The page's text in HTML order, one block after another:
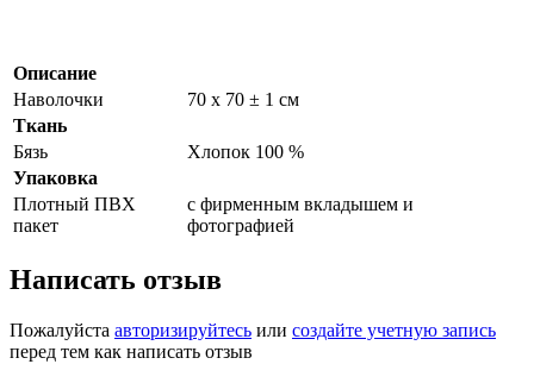
Описание
Наволочки
70 х 70 ± 1 см
Ткань
Бязь
Хлопок 100 %
Упаковка
Плотный ПВХ
пакет
с фирменным вкладышем и
фотографией
Написать отзыв
Пожалуйста авторизируйтесь или создайте учетную запись
перед тем как написать отзыв